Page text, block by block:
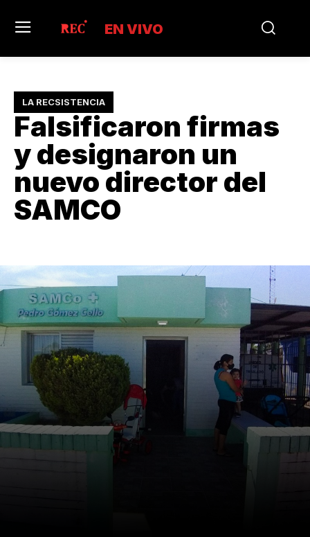
EN VIVO
LA RECSISTENCIA
Falsificaron firmas
y designaron un
nuevo director del
SAMCO